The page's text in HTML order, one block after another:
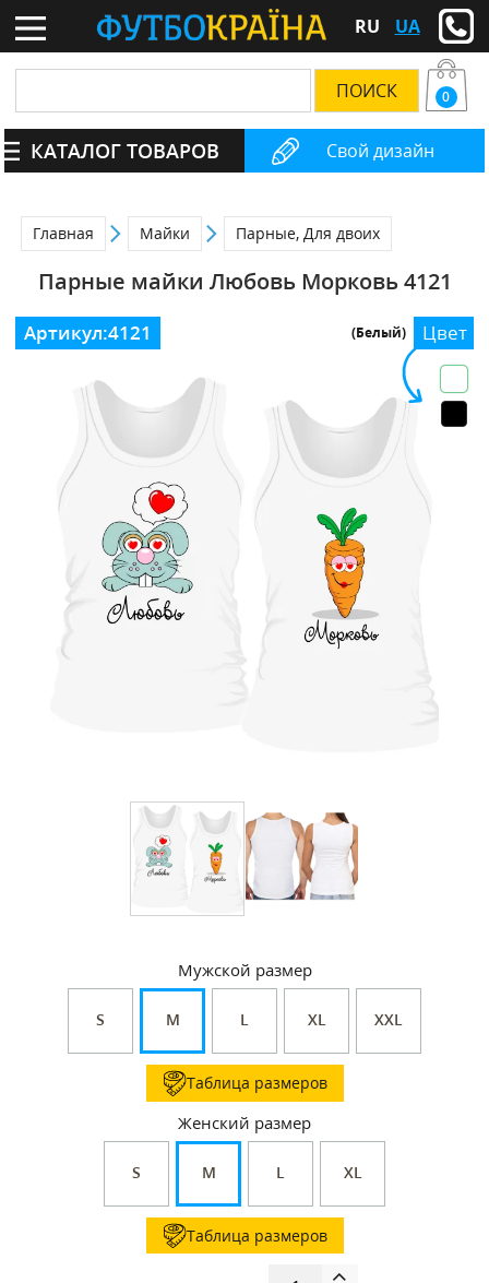
RU UA
Свой дизайн
0
КАТАЛОГ ТОВАРОВ
Главная Майки Парные, Для двоих
Парные майки Любовь Морковь 4121
Цвет
(Белый)
Мужской размер
S M L XL XXL
Таблица размеров
Женский размер
S M L XL
Таблица размеров
Артикул:4121